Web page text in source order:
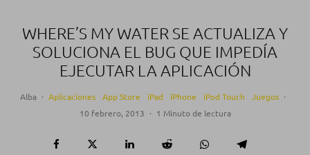
WHERE’S MY WATER SE ACTUALIZA Y
SOLUCIONA EL BUG QUE IMPEDÍA
EJECUTAR LA APLICACIÓN
Alba · Aplicaciones App Store iPad iPhone iPod Touch Juegos ·
10 febrero, 2013 · 1 Minuto de lectura